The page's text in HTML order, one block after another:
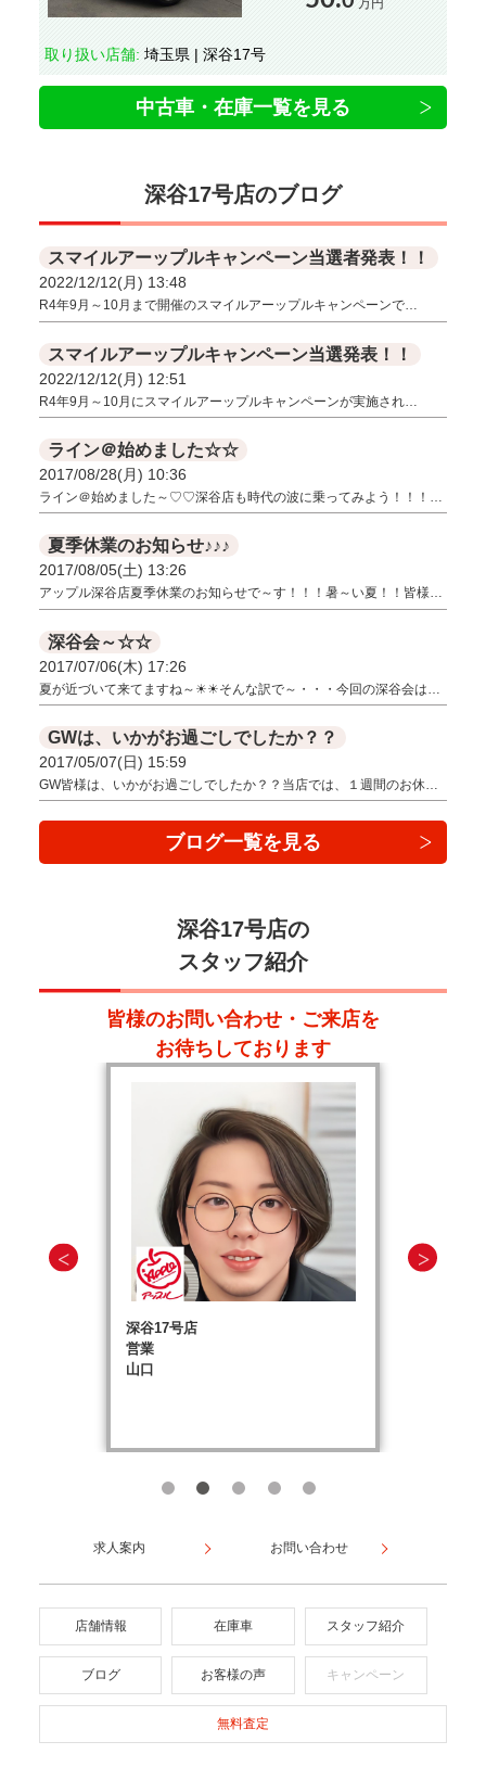
万円
取り扱い店舗: 埼玉県 | 深谷17号
中古車・在庫一覧を見る
深谷17号店のブログ
スマイルアーップルキャンペーン当選者発表！！
2022/12/12(月) 13:48
R4年9月～10月まで開催のスマイルアーップルキャンペーンで…
スマイルアーップルキャンペーン当選発表！！
2022/12/12(月) 12:51
R4年9月～10月にスマイルアーップルキャンペーンが実施され…
ライン＠始めました☆☆
2017/08/28(月) 10:36
ライン＠始めました～♡♡深谷店も時代の波に乗ってみよう！！！…
夏季休業のお知らせ♪♪♪
2017/08/05(土) 13:26
アップル深谷店夏季休業のお知らせで～す！！！暑～い夏！！皆様…
深谷会～☆☆
2017/07/06(木) 17:26
夏が近づいて来てますね～☀☀そんな訳で～・・・今回の深谷会は…
GWは、いかがお過ごしでしたか？？
2017/05/07(日) 15:59
GW皆様は、いかがお過ごしでしたか？？当店では、１週間のお休…
ブログ一覧を見る
深谷17号店の
スタッフ紹介
皆様のお問い合わせ・ご来店を
お待ちしております
深谷17号店
営業
山口
求人案内 お問い合わせ
店舗情報 在庫車 スタッフ紹介
ブログ お客様の声 キャンペーン
無料査定